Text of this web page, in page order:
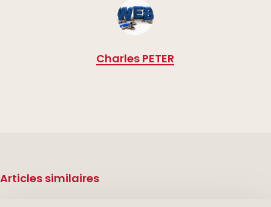
Charles PETER
Articles similaires